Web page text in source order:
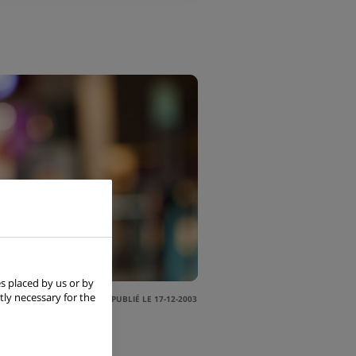
PUBLIÉ LE 17-12-2003
la seconde
placed by us or by
necessary for the